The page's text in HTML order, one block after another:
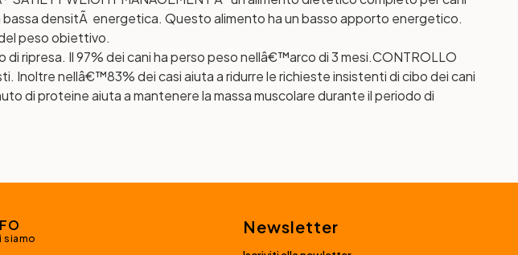
densitÃ energetica. Questo alimento ha un basso apporto energetico.
peso obiettivo.
di ripresa. Il 97% dei cani ha perso peso nellâ€™arco di 3 mesi.CONTROLLO
Inoltre nellâ€™83% dei casi aiuta a ridurre le richieste insistenti di cibo dei cani
di proteine aiuta a mantenere la massa muscolare durante il periodo di
siamo
Newsletter